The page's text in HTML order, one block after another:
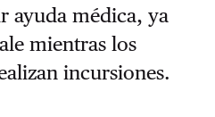
ayuda médica, ya
mientras los
incursiones.